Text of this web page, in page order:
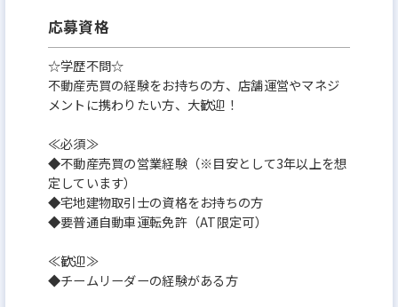
応募資格
☆学歴不問☆
不動産売買の経験をお持ちの方、店舗運営やマネジ
メントに携わりたい方、大歓迎！
≪必須≫
◆不動産売買の営業経験（※目安として3年以上を想
定しています）
◆宅地建物取引士の資格をお持ちの方
◆要普通自動車運転免許（AT限定可）
≪歓迎≫
◆チームリーダーの経験がある方